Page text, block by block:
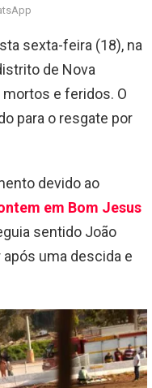
sexta-feira (18), na
de Nova
mortos e feridos. O
para o resgate por
devido ao
em Bom Jesus
sentido João
uma descida e